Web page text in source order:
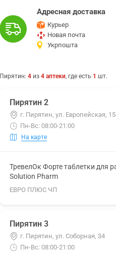
Адресная доставка
Курьер
Новая почта
Укрпошта
Пирятин: 4 из 4 аптеки, где есть 1 шт.
Пирятин 2
г. Пирятин, ул. Европейская,
Пн-Вс: 08:00-21:00
На карте
ТревелОк Форте таблетки для
Solution Pharm
ЕВРО ПЛЮС ЧП
Пирятин 3
г. Пирятин, ул. Соборная, 34
Пн-Вс: 08:00-21:00